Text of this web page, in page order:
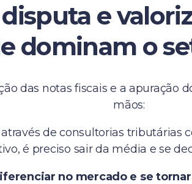
e
dominam o
das notas fiscais e a apuração
mãos:
de consultorias tributárias
é preciso sair da média e se
no mercado e se